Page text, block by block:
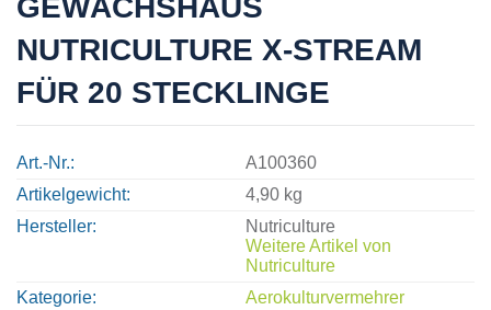
GEWÄCHSHAUS
NUTRICULTURE X-STREAM
FÜR 20 STECKLINGE
Art.-Nr.
A100360
Artikelgewicht
4,90 kg
Hersteller
Nutriculture
Weitere Artikel von
Nutriculture
Kategorie
Aerokulturvermehrer